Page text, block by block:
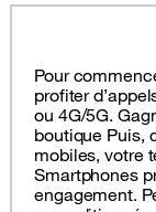
Pour
profiter
ou 4G/5G.
boutique Puis,
mobiles, votre
Smartphones
engagement.